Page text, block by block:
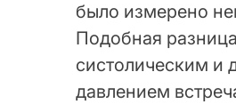
было измерено
Подобная
систолическим и
давлением